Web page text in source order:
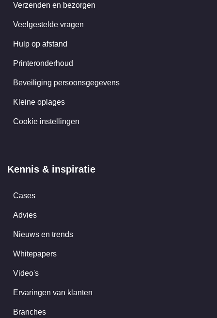
Verzenden en bezorgen
Veelgestelde vragen
Hulp op afstand
Printeronderhoud
Beveiliging persoonsgegevens
Kleine oplages
Cookie instellingen
Kennis & inspiratie
Cases
Advies
Nieuws en trends
Whitepapers
Video's
Ervaringen van klanten
Branches